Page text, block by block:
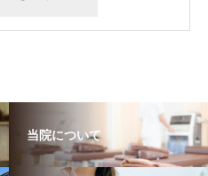
当院について